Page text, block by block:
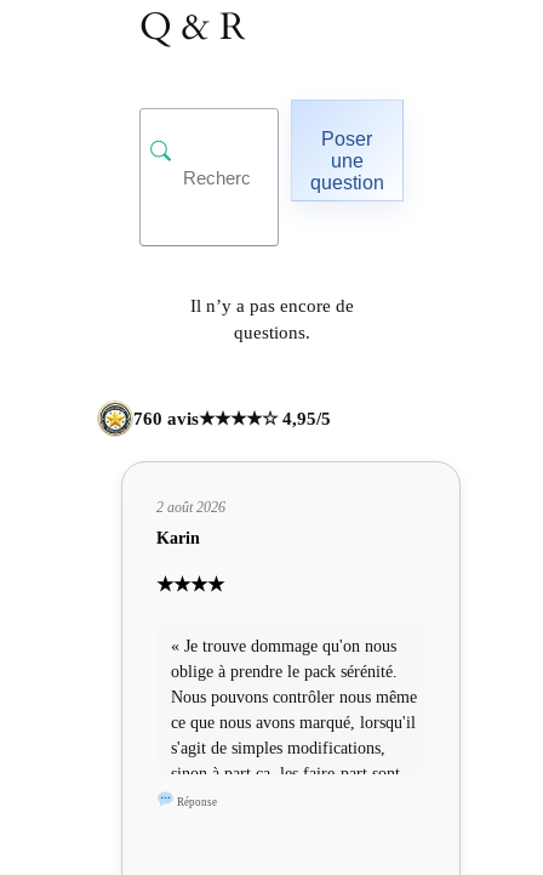
Q & R
Poser
une
question
Il n’y a pas encore de
questions.
760 avis★★★★☆ 4,95/5
2 août 2026
Karin
★★★★
« Je trouve dommage qu'on nous
oblige à prendre le pack sérénité.
Nous pouvons contrôler nous même
ce que nous avons marqué, lorsqu'il
s'agit de simples modifications,
sinon à part ça, les faire-part sont
sympas »
Réponse